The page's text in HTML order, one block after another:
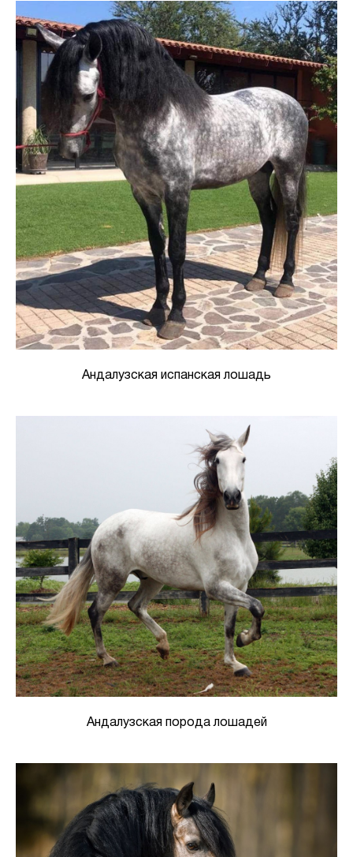
Андалузская испанская лошадь
Андалузская порода лошадей